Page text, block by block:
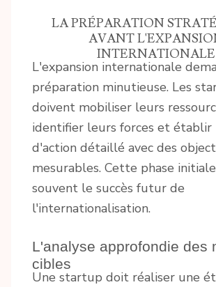
LA PRÉPARATION
AVANT
INTERNATIONALE
L'expansion internationale
préparation minutieuse. Les
doivent mobiliser leurs
identifier leurs forces et établir
d'action détaillé avec des
mesurables. Cette phase
souvent le succès futur de
l'internationalisation.
L'analyse approfondie des
cibles
Une startup doit réaliser une